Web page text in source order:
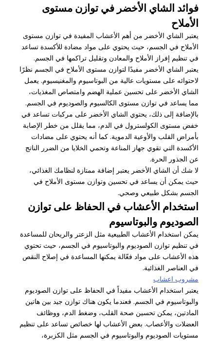
فوائد الشاي الأخضر في توازن مستوى
الأملاح
يعتبر الشاي الأخضر من أهم الأعشاب المفيدة في توازن مستوى
الأملاح في الجسم، حيث يحتوي على مواد مضادة للأكسدة تساعد
في تنظيم إفراز الأملاح والمعادن وتقليل تراكمها في الجسم.
يعتبر الشاي الأخضر مفيدًا لتوازن مستوى الأملاح في الجسم نظرًا
لاحتوائه على مستويات عالية من البوتاسيوم والمغنيسيوم. يعمل
الشاي الأخضر على تحسين عملية الهضم وامتصاص المغذيات،
مما يساعد في توازن مستوى الكالسيوم والصوديوم في الجسم.
بالإضافة إلى ذلك، يحتوي الشاي الأخضر على مركبات تساعد في
خفض مستوى الكولسترول في الدم، مما يقلل من خطر الإصابة
بأمراض القلب والأوعية الدموية. كما أنه يحتوي على مضادات
الأكسدة التي تقوي جهاز المناعة وتحمي الخلايا من الضرر الناتج
عن الجذور الحرة.
لا شك أن الشاي الأخضر يعتبر إضافة ممتازة لنظامك الغذائي،
حيث يمكن أن يساعد في تحسين وتوازن مستوى الأملاح في
الجسم بشكل طبيعي وصحي.
استخدام الأعشاب في الحفاظ على توازن
الصوديوم والبوتاسيوم
يمكن استخدام الأعشاب الطبيعية مثل الزعتر والريحان للمساعدة
في تنظيم توازن الصوديوم والبوتاسيوم في الجسم، حيث تحتوي
هذه الأعشاب على مواد فعّالة يمكنها المساعدة في إصلاح النقص
في العناصر الغذائية.
مشروب اعشاب
يعتبر استخدام الأعشاب مفيداً في الحفاظ على توازن الصوديوم
والبوتاسيوم في الجسم. فعندما يكون هناك توازن جيد بين هاتين
المادتين، يمكن تحسين صحة القلب، وضغط الدم، ووظائف
العضلات والأعصاب. بعض الأعشاب لها خصائص تساعد على تنظيم
مستويات الصوديوم والبوتاسيوم في الجسم مثل الكزبرة،